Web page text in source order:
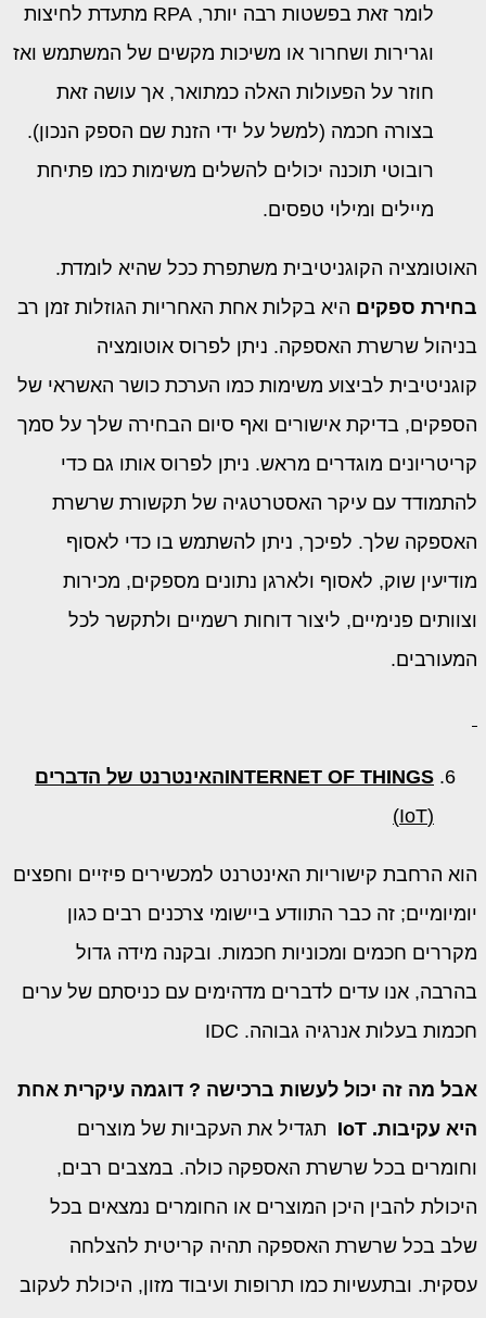
לומר זאת בפשטות רבה יותר, RPA מתעדת לחיצות
וגרירות ושחרור או משיכות מקשים של המשתמש ואז
חוזר על הפעולות האלה כמתואר, אך עושה זאת
בצורה חכמה (למשל על ידי הזנת שם הספק הנכון).
רובוטי תוכנה יכולים להשלים משימות כמו פתיחת
מיילים ומילוי טפסים.
האוטומציה הקוגניטיבית משתפרת ככל שהיא לומדת.
בחירת ספקים היא בקלות אחת האחריות הגוזלות זמן רב
בניהול שרשרת האספקה. ניתן לפרוס אוטומציה
קוגניטיבית לביצוע משימות כמו הערכת כושר האשראי של
הספקים, בדיקת אישורים ואף סיום הבחירה שלך על סמך
קריטריונים מוגדרים מראש. ניתן לפרוס אותו גם כדי
להתמודד עם עיקר האסטרטגיה של תקשורת שרשרת
האספקה ​​שלך. לפיכך, ניתן להשתמש בו כדי לאסוף
מודיעין שוק, לאסוף ולארגן נתונים מספקים, מכירות
וצוותים פנימיים, ליצור דוחות רשמיים ולתקשר לכל
המעורבים.
INTERNET OF THINGSהאינטרנט של הדברים
(IoT)
הוא הרחבת קישוריות האינטרנט למכשירים פיזיים וחפצים
יומיומיים; זה כבר התוודע ביישומי צרכנים רבים כגון
מקררים חכמים ומכוניות חכמות. ובקנה מידה גדול
בהרבה, אנו עדים לדברים מדהימים עם כניסתם של ערים
חכמות בעלות אנרגיה גבוהה. IDC
אבל מה זה יכול לעשות ברכישה ? דוגמה עיקרית אחת
היא עקיבות. IoT
תגדיל את העקביות של מוצרים
וחומרים בכל שרשרת האספקה ​​כולה. במצבים רבים,
היכולת להבין היכן המוצרים או החומרים נמצאים בכל
שלב בכל שרשרת האספקה ​​תהיה קריטית להצלחה
עסקית. ובתעשיות כמו תרופות ועיבוד מזון, היכולת לעקוב